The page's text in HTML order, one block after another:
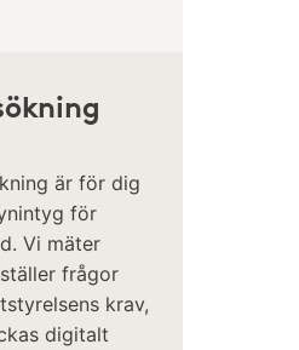
är för dig
för
Vi mäter
frågor
krav,
digitalt